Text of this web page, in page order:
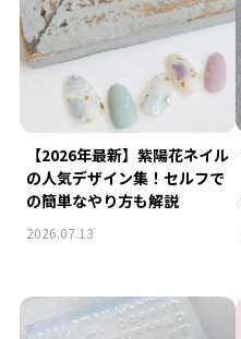
【2026年最新】紫陽花ネイル
の人気デザイン集！セルフで
の簡単なやり方も解説
2026.07.13